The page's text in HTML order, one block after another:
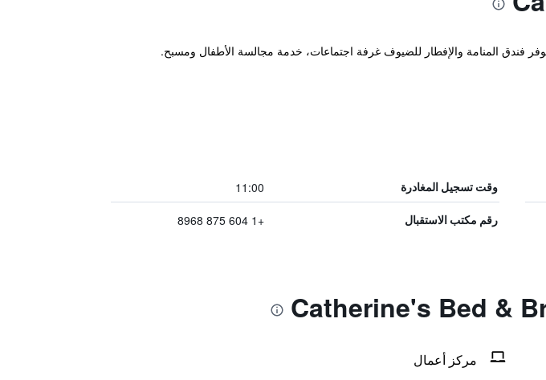
فندق المنامة والإفطار للضيوف غرفة اجتماعات، خدمة مجالسة الأطفال ومسبح.
وقت تسجيل المغادرة 11:00
رقم مكتب الاستقبال +1 604 875 8968
مركز أعمال